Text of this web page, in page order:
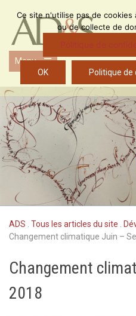
content
Menu
Open
the
main
menu
ADS Tous les articles du site
Changement climatique Juin –
Changement
2018
Ce site n'utilise pas de
ou de collecte de
Politique de
OK Politique